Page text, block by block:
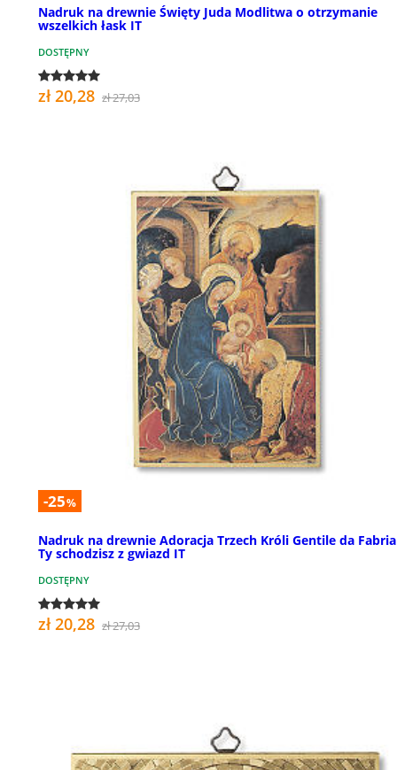
Nadruk na drewnie Święty Juda Modlitwa o otrzymanie
wszelkich łask IT
DOSTĘPNY
zł 20,28 zł 27,03
-25%
Nadruk na drewnie Adoracja Trzech Króli Gentile da
Ty schodzisz z gwiazd IT
DOSTĘPNY
zł 20,28 zł 27,03